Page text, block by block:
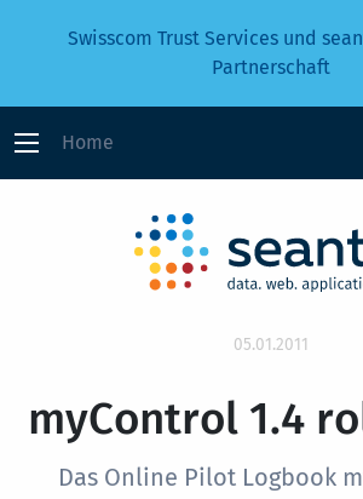
Swisscom Trust Services und
Partnerschaft
Home
05.01.2011
myControl 1.4
Das Online Pilot Logbook